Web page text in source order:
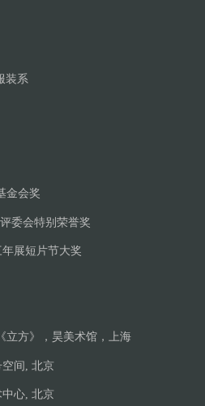
装系
金会奖
委会特别荣誉奖
年展短片节大奖
立方》，昊美术馆，上海
空间, 北京
心, 北京